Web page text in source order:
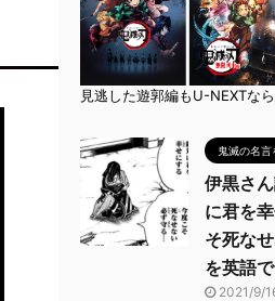
見逃した遊郭編もU-NEXTな
鬼滅の名言
伊黒さ
に君を
そ死な
を英語
2021/9/